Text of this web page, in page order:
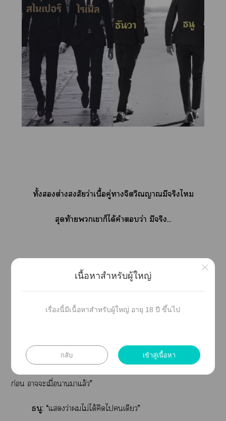
ทั้งต่างสงสัยว่าเนื้อคู่าจิตวิณามีจริงไ
สุดท้ายเาก็ได้คำว่า มีจริง...
ธนู:“มีาแ”
ธนู:“บังเอิญจัง”
ก่อน าะเมื่อาาแล้ว”
ธนู:“แว่าไม่ได้คิดไเดียว”
เนื้อหาสำหรับผู้ใหญ่
เรื่องนี้มีเนื้อหาสำหรับผู้ใหญ่ อายุ 18 ปี ขึ้นไป
กลับ เข้าสู่เนื้อหา
×